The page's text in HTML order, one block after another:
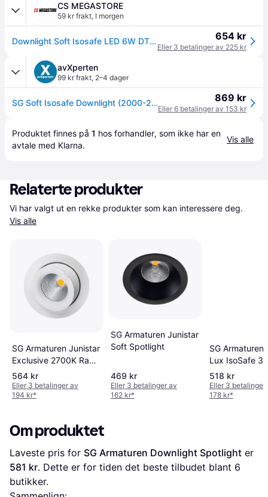
CS MEGASTORE
59 kr frakt, I morgen
Downlight Soft Isosafe LED 6W DTW, hvid 654 kr
Eller 3 betalinger av 225 kr
avXperten
99 kr frakt, 2–4 dager
SG Soft Isosafe Downlight (2000-2800K) 7W - Hvit 869 kr
Eller 6 betalinger av 153 kr
Produktet finnes på 1 hos forhandler, som ikke har en
avtale med Klarna.
Vis alle
Relaterte produkter
Vis alle
SG Armaturen Junistar
Exclusive 2700K Ra
98 Spotlight
564 kr
Eller 3 betalinger av
194 kr*
SG Armaturen Junistar
Soft Spotlight
469 kr
Eller 3 betalinger av
162 kr*
SG Armaturen
Lux IsoSafe
Spotlight
518 kr
Eller 3 betalinger
178 kr*
Om produktet
Laveste pris for SG Armaturen Downlight Spotlight
581 kr. Dette er for tiden det beste tilbudet blant 6
butikker.